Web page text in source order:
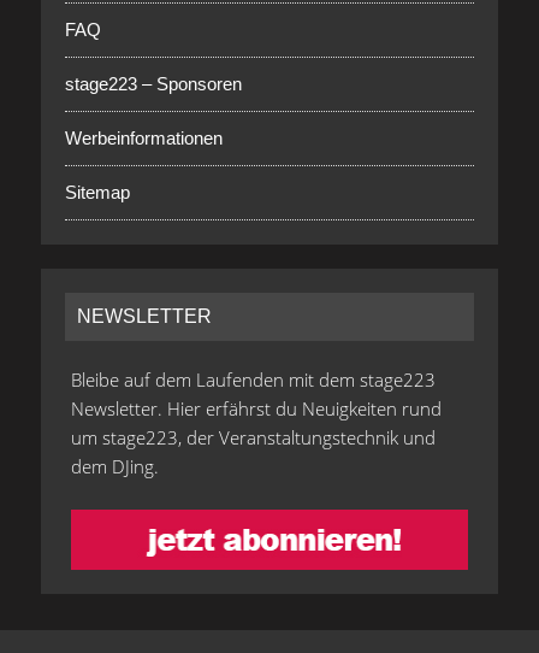
FAQ
stage223 – Sponsoren
Werbeinformationen
Sitemap
NEWSLETTER
Bleibe auf dem Laufenden mit dem stage223
Newsletter. Hier erfährst du Neuigkeiten rund
um stage223, der Veranstaltungstechnik und
dem DJing.